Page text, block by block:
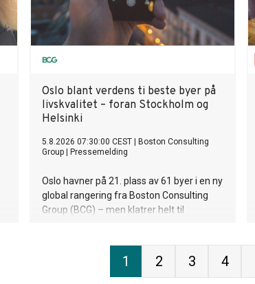
Oslo blant verdens ti beste byer på
livskvalitet – foran Stockholm og
Helsinki
5.8.2026 07:30:00 CEST
Boston Consulting
Group
Pressemelding
Oslo havner på 21. plass av 61 byer i en ny
global rangering fra Boston Consulting
Group (BCG) – men klatrer helt til
Stockholm og Helsinki på dette området,
1 2 3 4